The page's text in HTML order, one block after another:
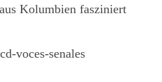
Kolumbien fasziniert
voces-senales